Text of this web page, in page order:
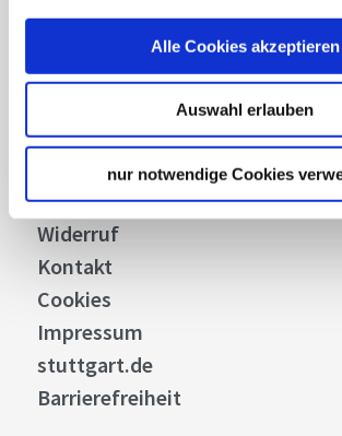
Alle Cookies akzeptieren
Auswahl erlauben
nur notwendige Cookies
Business
Stuttgart Convention Bureau
Bilddatenbank
Allgemeine
Datenschutz
Widerruf
Kontakt
Cookies
Impressum
stuttgart.de
Barrierefreiheit